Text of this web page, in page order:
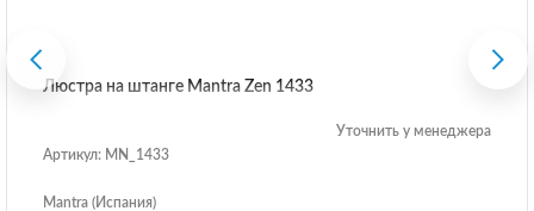
Люстра на штанге Mantra Zen 1433
Уточнить у менеджера
Артикул: MN_1433
Mantra (Испания)